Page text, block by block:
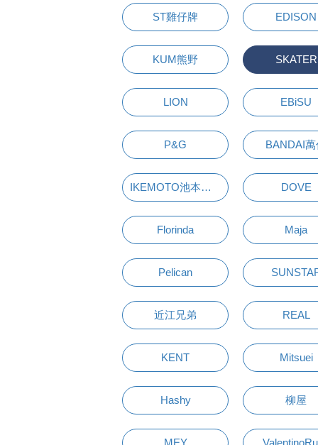
ST雞仔牌 EDISON
KUM熊野 SKATER
LION EBiSU
P&G BANDAI萬
IKEMOTO池本刷子 DOVE
Florinda Maja
Pelican
近江兄弟 REAL
KENT Mitsuei
Hashy 柳屋
MEY